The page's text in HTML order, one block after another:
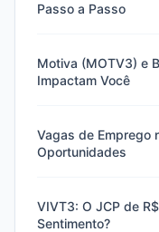
Passo a Passo
Motiva (MOTV3) e
Impactam Você
Vagas de Emprego
Oportunidades
VIVT3: O JCP de
Sentimento?